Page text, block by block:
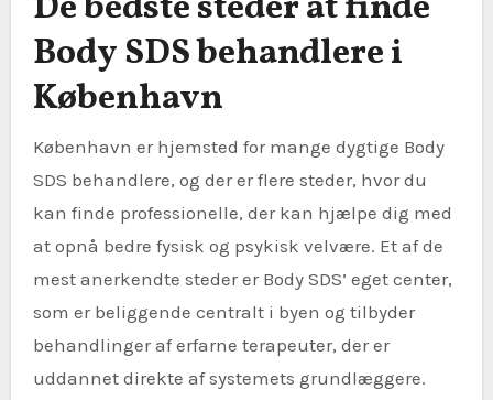
Body SDS behandlere i
København
København er hjemsted for mange dygtige Body
SDS behandlere, og der er flere steder, hvor du
kan finde professionelle, der kan hjælpe dig med
at opnå bedre fysisk og psykisk velvære. Et af de
mest anerkendte steder er Body SDS’ eget center,
som er beliggende centralt i byen og tilbyder
behandlinger af erfarne terapeuter, der er
uddannet direkte af systemets grundlæggere.